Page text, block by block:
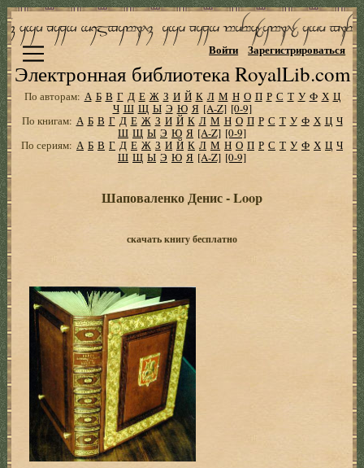
Электронная библиотека RoyalLib.com
Войти Зарегистрироваться
По авторам: А Б В Г Д Е Ж З И Й К Л М Н О П Р С Т У Ф Х Ц
Ч Ш Щ Ы Э Ю Я [A-Z] [0-9]
По книгам: А Б В Г Д Е Ж З И Й К Л М Н О П Р С Т У Ф Х Ц Ч
Ш Щ Ы Э Ю Я [A-Z] [0-9]
По сериям: А Б В Г Д Е Ж З И Й К Л М Н О П Р С Т У Ф Х Ц Ч
Ш Щ Ы Э Ю Я [A-Z] [0-9]
Шаповаленко Денис - Loop
скачать книгу бесплатно